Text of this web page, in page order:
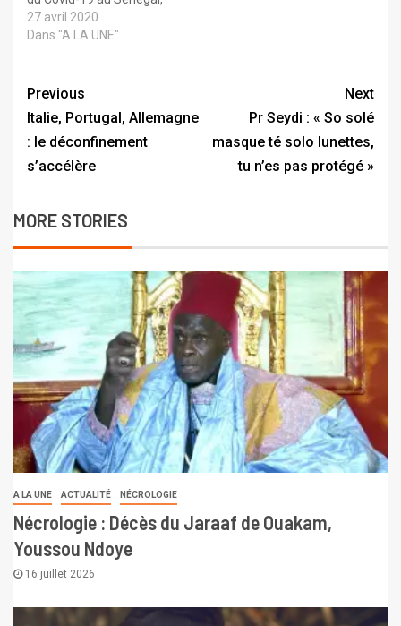
ce lundi 27 avril 2020. Les
nouveaux cas… Ainsi, ce
Sénégal a enregistré 64
27 avril 2020
Dans "A LA UNE"
Previous
Italie, Portugal, Allemagne
: le déconfinement
s’accélère
Next
Pr Seydi : « So solé
masque té solo lunettes,
tu n’es pas protégé »
MORE STORIES
A LA UNE ACTUALITÉ NÉCROLOGIE
Nécrologie : Décès du Jaraaf de Ouakam,
Youssou Ndoye
16 juillet 2026